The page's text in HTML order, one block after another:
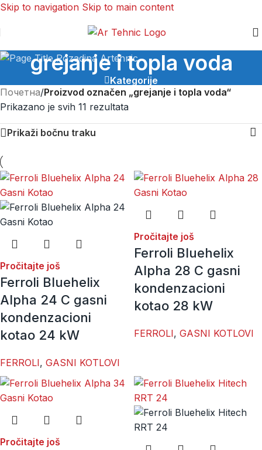
Skip to navigation Skip to main content
grejanje i topla voda
Kategorije
Почетна/Proizvod označen „grejanje i topla voda“
Prikazano je svih 11 rezultata
Prikaži bočnu traku
Pročitajte još
Ferroli Bluehelix
Alpha 24 C gasni
kondenzacioni
kotao 24 kW
FERROLI, GASNI KOTLOVI
Pročitajte još
Ferroli Bluehelix
Alpha 28 C gasni
kondenzacioni
kotao 28 kW
FERROLI, GASNI KOTLOVI
Pročitajte još